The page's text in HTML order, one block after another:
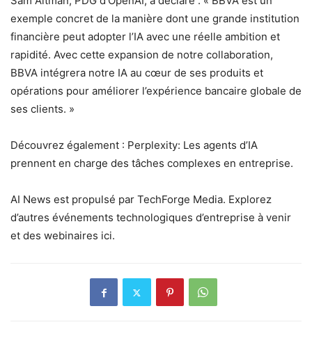
exemple concret de la manière dont une grande institution
financière peut adopter l’IA avec une réelle ambition et
rapidité. Avec cette expansion de notre collaboration,
BBVA intégrera notre IA au cœur de ses produits et
opérations pour améliorer l’expérience bancaire globale de
ses clients. »
Découvrez également : Perplexity: Les agents d’IA
prennent en charge des tâches complexes en entreprise.
AI News est propulsé par TechForge Media. Explorez
d’autres événements technologiques d’entreprise à venir
et des webinaires ici.